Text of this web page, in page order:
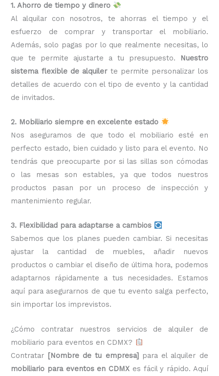
1. Ahorro de tiempo y dinero
Al alquilar con nosotros, te ahorras el tiempo y el
esfuerzo de comprar y transportar el mobiliario.
Además, solo pagas por lo que realmente necesitas, lo
que te permite ajustarte a tu presupuesto.
Nuestro
sistema flexible de alquilerte permite personalizar los
detalles de acuerdo con el tipo de evento y la cantidad
de invitados.
2. Mobiliario siempre en excelente estado
Nos aseguramos de que todo el mobiliario esté en
perfecto estado, bien cuidado y listo para el evento. No
tendrás que preocuparte por si las sillas son cómodas
o las mesas son estables, ya que todos nuestros
productos pasan por un proceso de inspección y
mantenimiento regular.
3. Flexibilidad para adaptarse a cambios
Sabemos que los planes pueden cambiar. Si necesitas
ajustar la cantidad de muebles, añadir nuevos
productos o cambiar el diseño de última hora, podemos
adaptarnos rápidamente a tus necesidades. Estamos
aquí para asegurarnos de que tu evento salga perfecto,
sin importar los imprevistos.
¿Cómo contratar nuestros servicios de alquiler de
mobiliario para eventos en CDMX?
Contratar [Nombre de tu empresa]para el alquiler de
mobiliario para eventos en CDMX es fácil y rápido. Aquí